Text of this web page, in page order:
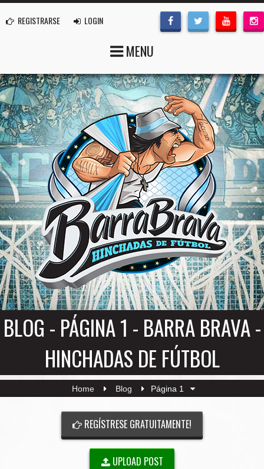
REGISTRARSE LOGIN
MENU
BLOG - PÁGINA 1 - BARRA BRAVA -
HINCHADAS DE FÚTBOL
Home Blog Página 1
REGÍSTRESE GRATUITAMENTE!
UPLOAD POST